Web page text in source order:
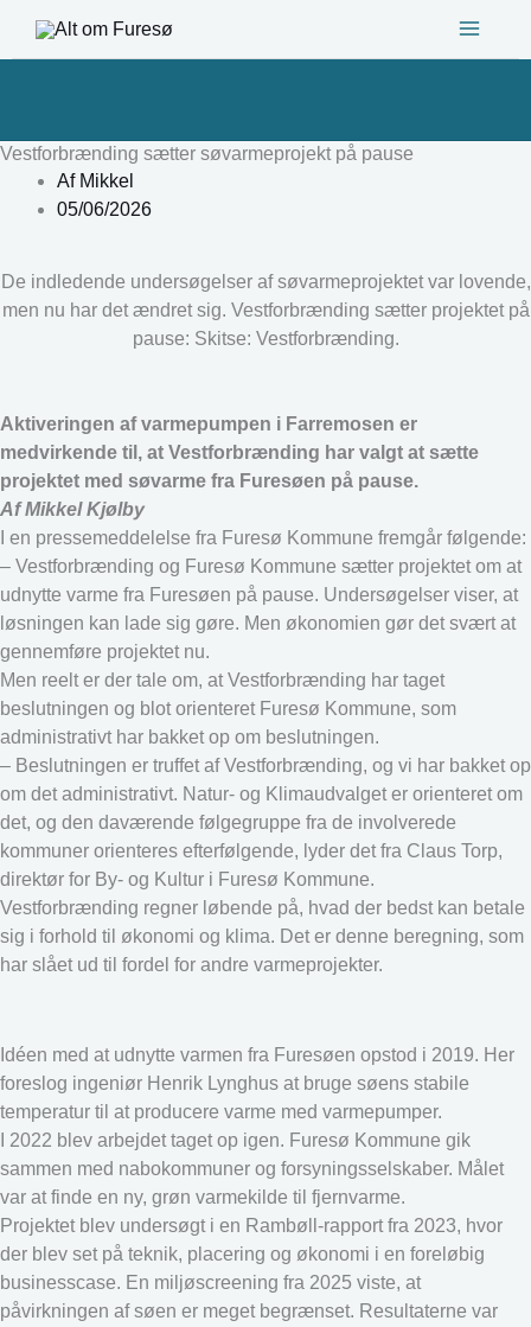
Vestforbrænding sætter søvarmeprojekt på pause
AfMikkel
05/06/2026
De indledende undersøgelser af søvarmeprojektet var lovende,
men nu har det ændret sig. Vestforbrænding sætter projektet på
pause: Skitse: Vestforbrænding.
Aktiveringen af varmepumpen i Farremosen er
medvirkende til, at Vestforbrænding har valgt at sætte
projektet med søvarme fra Furesøen på pause.
Af Mikkel Kjølby
I en pressemeddelelse fra Furesø Kommune fremgår følgende:
– Vestforbrænding og Furesø Kommune sætter projektet om at
udnytte varme fra Furesøen på pause. Undersøgelser viser, at
løsningen kan lade sig gøre. Men økonomien gør det svært at
gennemføre projektet nu.
Men reelt er der tale om, at Vestforbrænding har taget
beslutningen og blot orienteret Furesø Kommune, som
administrativt har bakket op om beslutningen.
– Beslutningen er truffet af Vestforbrænding, og vi har bakket op
om det administrativt. Natur- og Klimaudvalget er orienteret om
det, og den daværende følgegruppe fra de involverede
kommuner orienteres efterfølgende, lyder det fra Claus Torp,
direktør for By- og Kultur i Furesø Kommune.
Vestforbrænding regner løbende på, hvad der bedst kan betale
sig i forhold til økonomi og klima. Det er denne beregning, som
har slået ud til fordel for andre varmeprojekter.
Idéen med at udnytte varmen fra Furesøen opstod i 2019. Her
foreslog ingeniør Henrik Lynghus at bruge søens stabile
temperatur til at producere varme med varmepumper.
I 2022 blev arbejdet taget op igen. Furesø Kommune gik
sammen med nabokommuner og forsyningsselskaber. Målet
var at finde en ny, grøn varmekilde til fjernvarme.
Projektet blev undersøgt i en Rambøll-rapport fra 2023, hvor
der blev set på teknik, placering og økonomi i en foreløbig
businesscase. En miljøscreening fra 2025 viste, at
påvirkningen af søen er meget begrænset. Resultaterne var